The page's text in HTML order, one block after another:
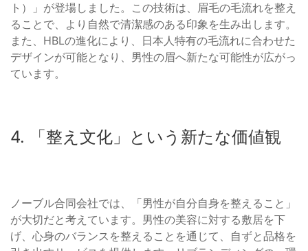
ト）」が登場しました。この技術は、眉毛の毛流れを整え
ることで、より自然で清潔感のある印象を生み出します。
また、HBLの進化により、日本人特有の毛流れに合わせた
デザインが可能となり、男性の眉へ新たな可能性が広がっ
ています。
4. 「整え文化」という新たな価値観
ノーブル合同会社では、「男性が自分自身を整えること」
が大切だと考えています。男性の美容に対する敷居を下
げ、心身のバランスを整えることを通じて、自ずと品格を